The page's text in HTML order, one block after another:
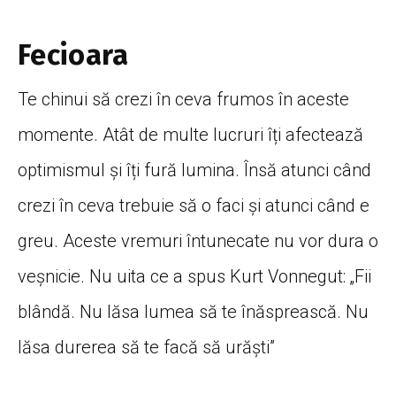
Fecioara
Te chinui să crezi în ceva frumos în aceste
momente. Atât de multe lucruri îți afectează
optimismul și îți fură lumina. Însă atunci când
crezi în ceva trebuie să o faci și atunci când e
greu. Aceste vremuri întunecate nu vor dura o
veșnicie. Nu uita ce a spus Kurt Vonnegut: „Fii
blândă. Nu lăsa lumea să te înăsprească. Nu
lăsa durerea să te facă să urăști”